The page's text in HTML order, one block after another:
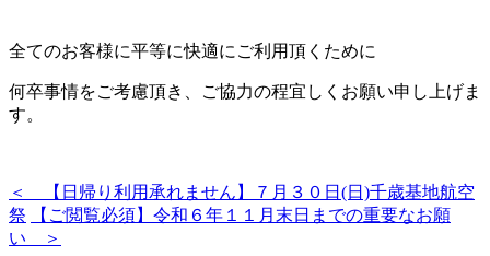
全てのお客様に平等に快適にご利用頂くために
何卒事情をご考慮頂き、ご協力の程宜しくお願い申し上げま
す。
＜ 【日帰り利用承れません】７月３０日(日)千歳基地航空
祭
【ご閲覧必須】令和６年１１月末日までの重要なお願
い ＞